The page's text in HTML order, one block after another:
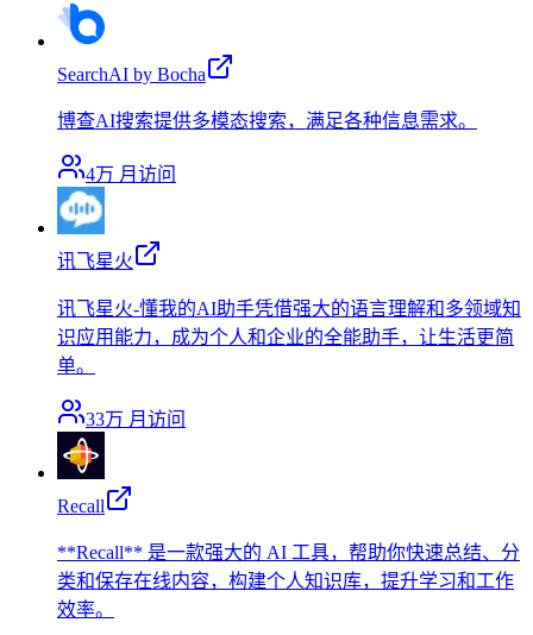
SearchAI by Bocha
博查AI搜索提供多模态搜索，满足各种信息需求。
4万 月访问
讯飞星火
讯飞星火-懂我的AI助手凭借强大的语言理解和多领域知
识应用能力，成为个人和企业的全能助手，让生活更简
单。
33万 月访问
Recall
**Recall** 是一款强大的 AI 工具，帮助你快速总结、分
类和保存在线内容，构建个人知识库，提升学习和工作
效率。